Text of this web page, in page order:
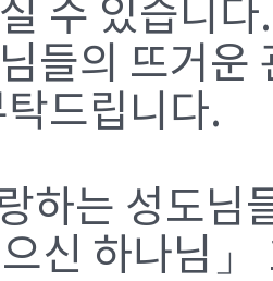
수 있습니다.
들의 뜨거운
드립니다.
하는 성도님
으신 하나님